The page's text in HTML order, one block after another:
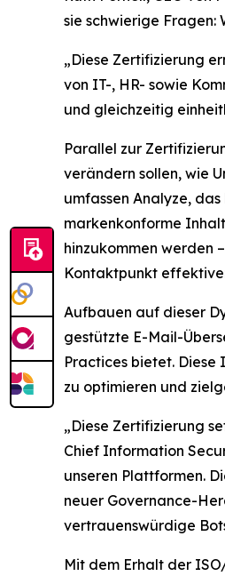
sie schwierige Fragen:
„Diese Zertifizierung
von IT-, HR- sowie
und gleichzeitig
Parallel zur
verändern sollen, wie
umfassen Analyze, das
markenkonforme
hinzukommen werden
Kontaktpunkt
Aufbauen auf dieser
gestützte E-Mail-
Practices bietet.
zu optimieren und
„Diese Zertifizierung
Chief Information
unseren Plattformen.
neuer Governance-
vertrauenswürdige
Mit dem Erhalt der